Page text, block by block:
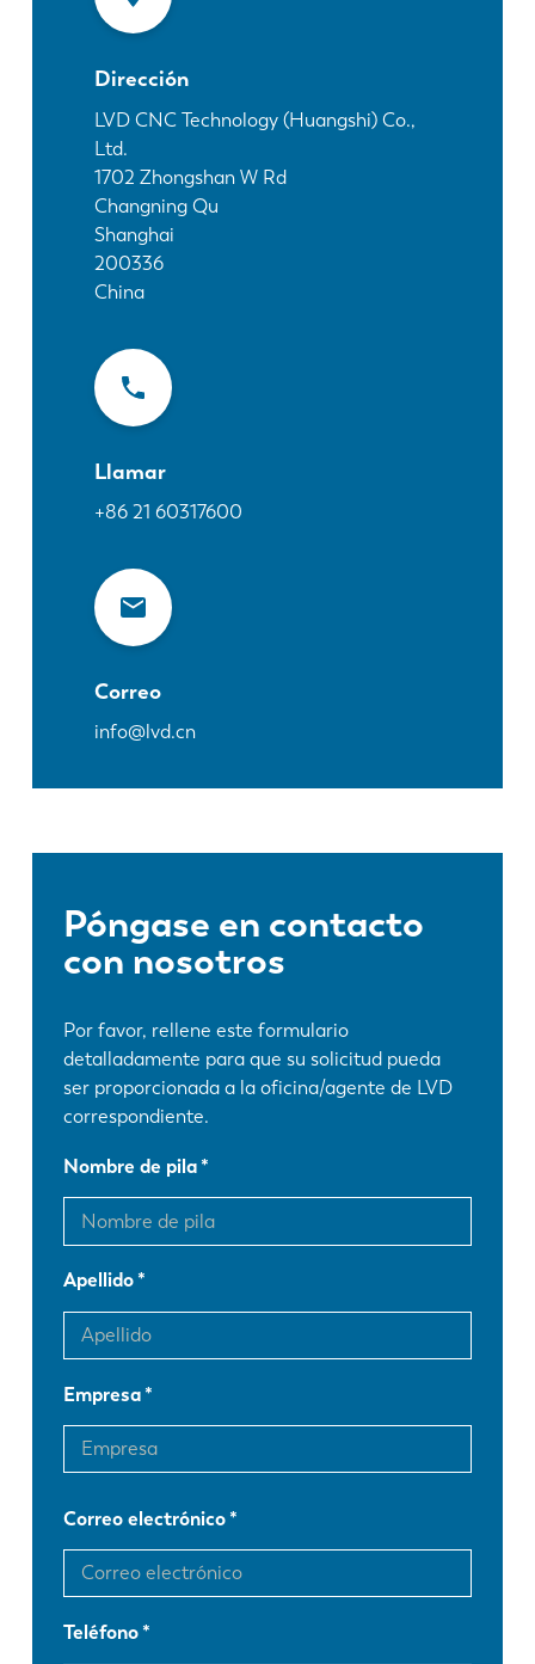
Dirección
LVD CNC Technology (Huangshi) Co.,
Ltd.
1702 Zhongshan W Rd
Changning Qu
Shanghai
200336
China
Llamar
+86 21 60317600
Correo
info@lvd.cn
Póngase en contacto
con nosotros
Por favor, rellene este formulario
detalladamente para que su solicitud pueda
ser proporcionada a la oficina/agente de LVD
correspondiente.
Nombre de pila
Apellido
Empresa
Correo electrónico
Teléfono
Descubra LVD
Testimonios
Eventos
Centro de recursos
Industrias y soluciones
Vacantes